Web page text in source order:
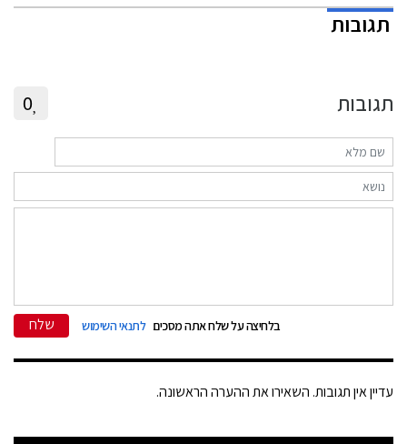
תגובות
תגובות 0
בלחיצה על שלח אתה מסכים לתנאי השימוש שלח
עדיין אין תגובות. השאירו את ההערה הראשונה.